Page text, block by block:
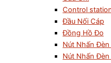
Control
Đầu Nối Cáp
Đồng Hồ Đo
Nút Nhấn
Nút Nhấn